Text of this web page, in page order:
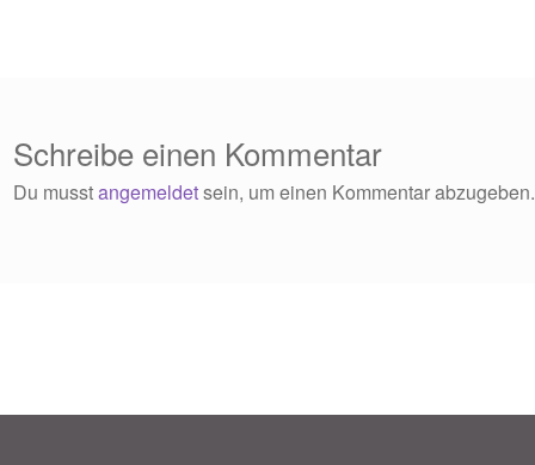
Schreibe einen Kommentar
Du musstangemeldetsein, um einen Kommentar abzugeben.